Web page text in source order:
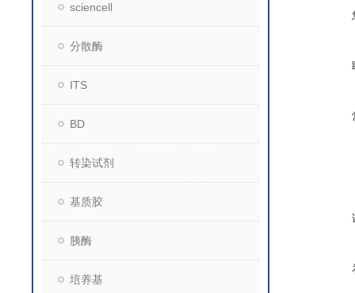
sciencell
分散酶
ITS
BD
转染试剂
基质胶
胰酶
培养基